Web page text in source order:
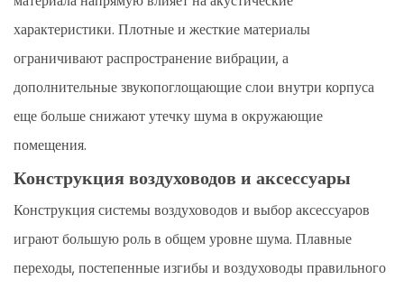
характеристики. Плотные и жесткие материалы
ограничивают распространение вибрации, а
дополнительные звукопоглощающие слои внутри корпуса
еще больше снижают утечку шума в окружающие
помещения.
Конструкция воздуховодов и аксессуары
Конструкция системы воздуховодов и выбор аксессуаров
играют большую роль в общем уровне шума. Плавные
переходы, постепенные изгибы и воздуховоды правильного